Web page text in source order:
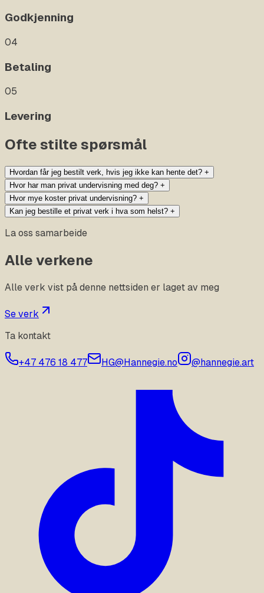
Godkjenning
04
Betaling
05
Levering
Ofte stilte spørsmål
Hvordan får jeg bestilt verk, hvis jeg ikke kan hente det? +
Hvor har man privat undervisning med deg? +
Hvor mye koster privat undervisning? +
Kan jeg bestille et privat verk i hva som helst? +
La oss samarbeide
Alle verkene
Alle verk vist på denne nettsiden er laget av meg
Se verk
Ta kontakt
+47 476 18 477 HG@Hannegie.no @hannegie.art